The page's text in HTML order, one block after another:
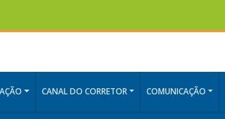
CANAL DO CORRETOR COMUNICAÇÃO